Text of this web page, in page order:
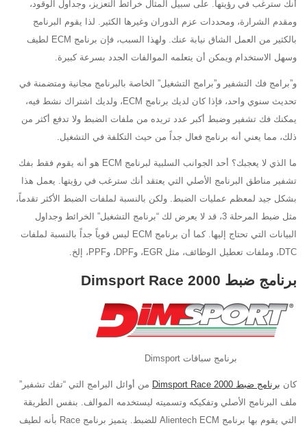
أنك سترغب في رؤيتها. على سبيل المثال خرائط التعزيز، وجداول الوقود،
ومقدم الشرارة، ومحددات عزم الدوران وغيرها الكثير. لذا يقوم البرنامج
بالكثير من العمل الشاق نيابة عنك. ولهذا السبب، فإن برنامج ECM لطيف
وسهل الاستخدام ويمكن أن يتعلمه الموالفات الجدد بسرعة كبيرة.
و”برامج فك التشفير و”برامج التشغيل” الخاصة بالبرنامج مجانية ومتضمنة في
تحديث سنوي واحد، فإذا كان لديك برنامج ECM، ولديك اشتراك نشط فيه،
يمكنك فك تشفير وضبط أكبر عدد تريده من ملفات الضبط ولا تدفع أكثر من
ذلك، مما يعني أنه برنامج فعال جداً من حيث التكلفة في التشغيل.
ما الذي لا يعجبك؟ أحد الجوانب السلبية لبرنامج ECM هو أنه يقوم فقط بفك
تشفير مناطق البرنامج الأصلي التي يعتقد أنك سترغب في رؤيتها. يعمل هذا
بشكل جيد لمعظم عمليات الضبط. ولكن بالنسبة لملفات الضبط الأكثر تقدماً،
مثل ضبط المرحلة 3، قد لا يعرض لك “برنامج التشغيل” الخرائط وجداول
البيانات التي تحتاج إليها. كما أن برنامج ECM ليس قوياً جداً بالنسبة لملفات
DTC، وملفات تعطيل الوظائف، مثل EGR، وDPF، وPPF، إلخ.
برنامج ضبط Dimsport Race 2000
برنامج سباقات Dimsport
كان برنامج ضبط Dimsport Race 2000
من أوائل البرامج التي “تفك تشفير”
ملف البرنامج الأصلي وتفكيكه وتسميته ليستخدمه الموالف. بنفس الطريقة
التي يقوم بها برنامج Alientech ECM للضبط. يتميز برنامج Race بأنه لطيف